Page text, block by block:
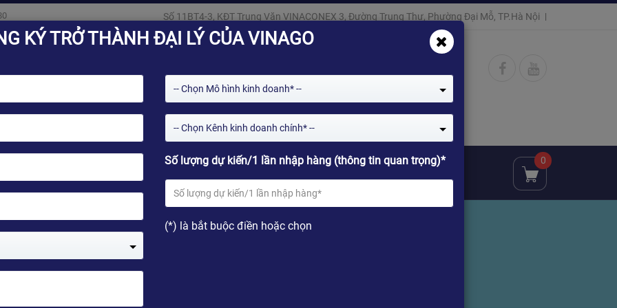
Số 11BT4-3, KĐT Trung Văn VINACONEX 3, Đường Trung Thư, Phường Đại Mỗ, TP.Hà Nội
0
KÝ TRỞ THÀNH ĐẠI LÝ CỦA VINAGO
-- Chọn Mô hình kinh doanh* --
-- Chọn Kênh kinh doanh chính* --
Số lượng dự kiến/1 lần nhập hàng (thông tin quan trọng)*
(*) là bắt buộc điền hoặc chọn